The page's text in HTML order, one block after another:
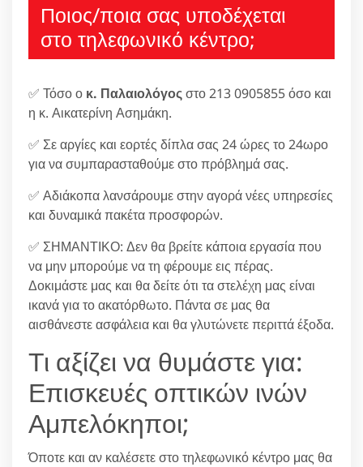
Ποιος/ποια σας υποδέχεται
στο τηλεφωνικό κέντρο;
✅ Τόσο ο κ. Παλαιολόγοςστο 213 0905855 όσο και
η κ. Αικατερίνη Ασημάκη.
✅ Σε αργίες και εορτές δίπλα σας 24 ώρες το 24ωρο
για να συμπαρασταθούμε στο πρόβλημά σας.
✅ Αδιάκοπα λανσάρουμε στην αγορά νέες υπηρεσίες
και δυναμικά πακέτα προσφορών.
✅ ΣΗΜΑΝΤΙΚΟ: Δεν θα βρείτε κάποια εργασία που
να μην μπορούμε να τη φέρουμε εις πέρας.
Δοκιμάστε μας και θα δείτε ότι τα στελέχη μας είναι
ικανά για το ακατόρθωτο. Πάντα σε μας θα
αισθάνεστε ασφάλεια και θα γλυτώνετε περιττά έξοδα.
Τι αξίζει να θυμάστε για:
Επισκευές οπτικών ινών
Αμπελόκηποι;
Όποτε και αν καλέσετε στο τηλεφωνικό κέντρο μας θα